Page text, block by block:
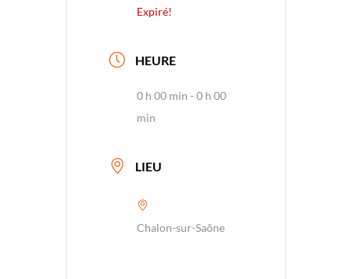
Expiré!
HEURE
0 h 00 min - 0 h 00
min
LIEU
Chalon-sur-Saône